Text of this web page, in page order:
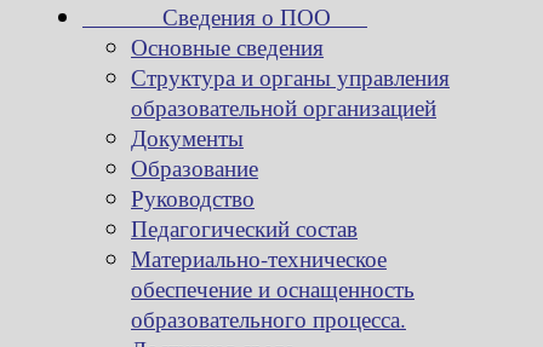
Сведения о ПОО
Основные сведения
Структура и органы управления
образовательной организацией
Документы
Образование
Руководство
Педагогический состав
Материально-техническое
обеспечение и оснащенность
образовательного процесса.